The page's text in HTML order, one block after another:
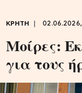
ΚΡΗΤΗ 02.06.2026,
Μοίρες:
για τους